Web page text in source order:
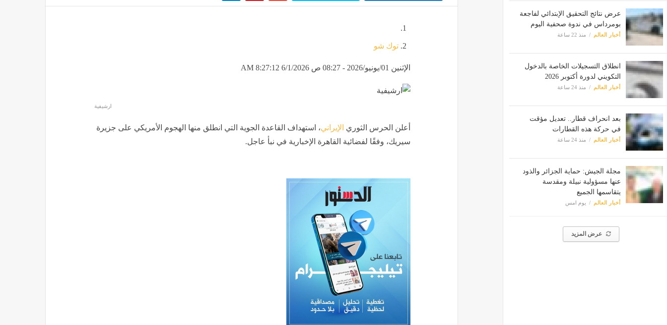
عرض نتائج التحقيق الإبتدائي لفاجعة
بومرداس في ندوة صحفية اليوم
أخبار العالم منذ 22 ساعة
انطلاق التسجيلات الخاصة بالدخول
التكويني لدورة أكتوبر 2026
أخبار العالم منذ 24 ساعة
بعد انحراف قطار.. تعديل مؤقت
في حركة هذه القطارات
أخبار العالم منذ 24 ساعة
مجلة الجيش: حماية الجزائر والذود
عنها مسؤولية نبيلة ومقدسة
يتقاسمها الجميع
أخبار العالم يوم امس
عرض المزيد
توك شو
الإثنين 01/يونيو/2026 - 08:27 ص 6/1/2026 8:27:12 AM
ارشيفية
أعلن الحرس الثوري الإيراني، استهداف القاعدة الجوية التي انطلق منها الهجوم الأمريكي على جزيرة
سيريك، وفقًا لفضائية القاهرة الإخبارية في نبأ عاجل.